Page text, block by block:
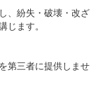
、紛失・破壊・改ざ
じます。
第三者に提供しませ